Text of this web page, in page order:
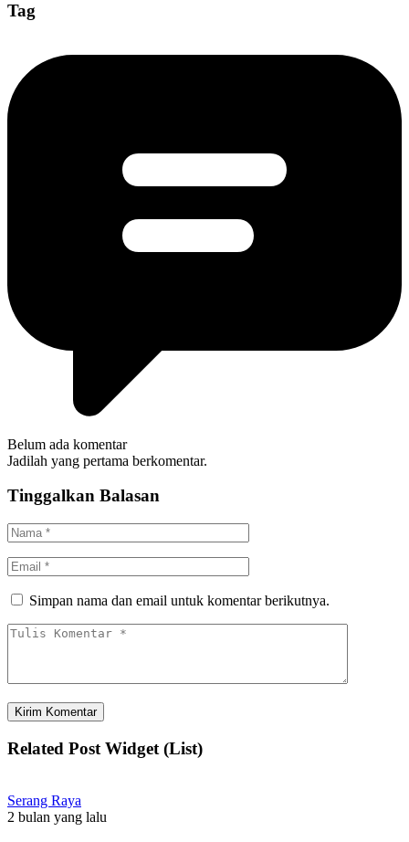
Tag
Belum ada komentar
Jadilah yang pertama berkomentar.
Tinggalkan Balasan
Simpan nama dan email untuk komentar berikutnya.
Related Post Widget (List)
Serang Raya
2 bulan yang lalu